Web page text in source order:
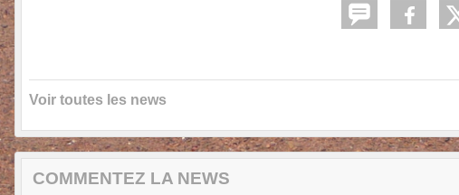
Voir toutes les news
COMMENTEZ LA NEWS